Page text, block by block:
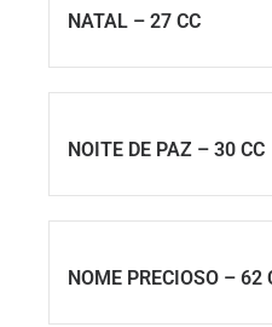
NATAL – 27 CC
NOITE DE PAZ – 30 CC
NOME PRECIOSO –